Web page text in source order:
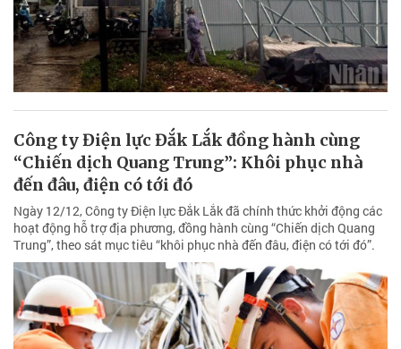
Công ty Điện lực Đắk Lắk đồng hành cùng
“Chiến dịch Quang Trung”: Khôi phục nhà
đến đâu, điện có tới đó
Ngày 12/12, Công ty Điện lực Đắk Lắk đã chính thức khởi động các
hoạt động hỗ trợ địa phương, đồng hành cùng “Chiến dịch Quang
Trung”, theo sát mục tiêu “khôi phục nhà đến đâu, điện có tới đó”.